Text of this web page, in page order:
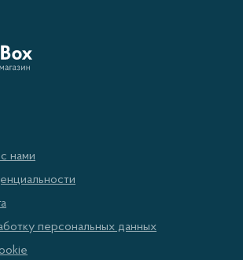
предмет интерьера или сделать
Донецке ориентируйтесь не только на
изделия дизайну помещения.
стиля лучше всего смотрятся
металла. Для интерьера, выполненного
подойдут вазы из керамики, фарфора
нами
персональных данных